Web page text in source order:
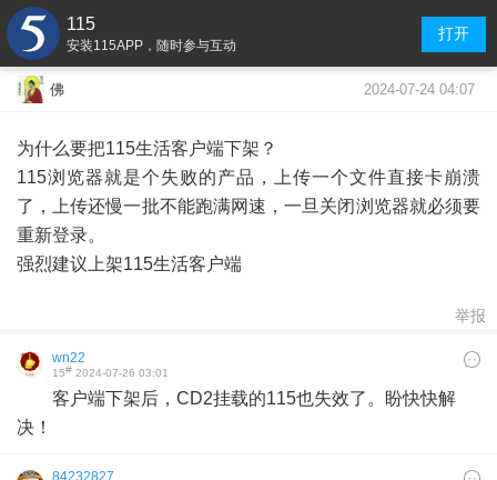
115
安装115APP，随时参与互动
打开
佛 2024-07-24 04:07
为什么要把115生活客户端下架？
115浏览器就是个失败的产品，上传一个文件直接卡崩溃
了，上传还慢一批不能跑满网速，一旦关闭浏览器就必须要
重新登录。
强烈建议上架115生活客户端
举报
wn22
15# 2024-07-26 03:01
客户端下架后，CD2挂载的115也失效了。盼快快解
决！
84232827